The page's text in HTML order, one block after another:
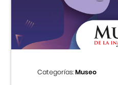
Centro Cultural
Cursos
Museo de la
Categorías:Museo